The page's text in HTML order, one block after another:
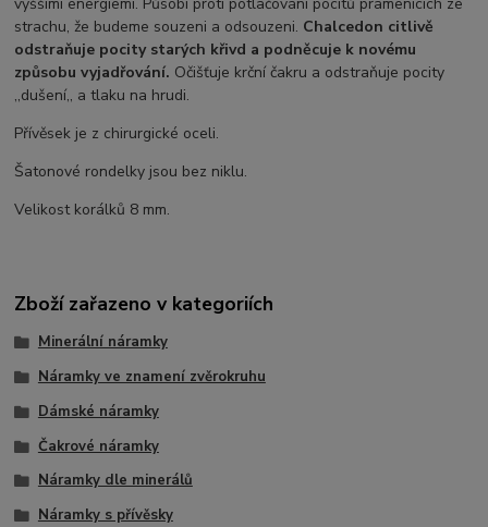
strachu, že budeme souzeni a odsouzeni. Chalcedon citlivě
odstraňuje pocity starých křivd a podněcuje k novému
způsobu vyjadřování. Očišťuje krční čakru a odstraňuje pocity
,,dušení,, a tlaku na hrudi.
Přívěsek je z chirurgické oceli.
Šatonové rondelky jsou bez niklu.
Velikost korálků 8 mm.
Zboží zařazeno v kategoriích
Minerální náramky
Náramky ve znamení zvěrokruhu
Dámské náramky
Čakrové náramky
Náramky dle minerálů
Náramky s přívěsky